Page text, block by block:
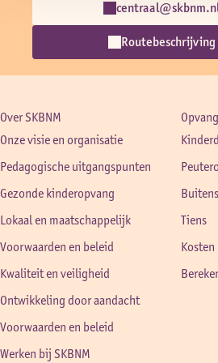
Routebeschrijving
Over SKBNM
Onze visie en organisatie
Pedagogische uitgangspunten
Gezonde kinderopvang
Lokaal en maatschappelijk
Voorwaarden en beleid
Kwaliteit en veiligheid
Ontwikkeling door aandacht
Voorwaarden en beleid
Werken bij SKBNM
Opvang
Tiens